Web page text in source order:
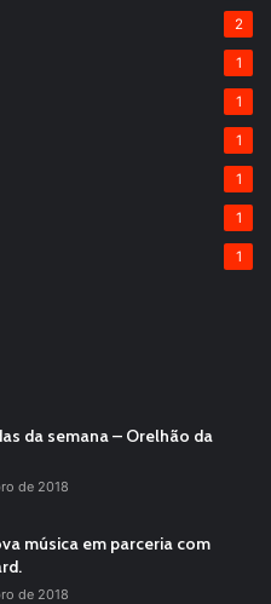
2
1
1
1
1
1
1
da semana – Orelhão da
de 2018
música em parceria com
de 2018